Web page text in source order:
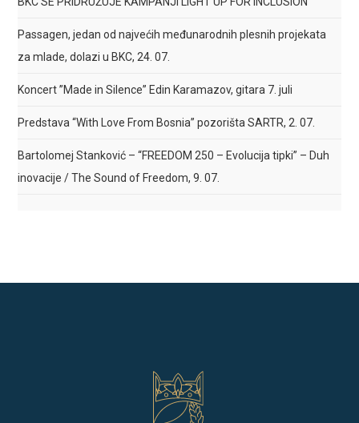
Passagen, jedan od najvećih međunarodnih plesnih projekata
za mlade, dolazi u BKC, 24. 07.
Koncert ”Made in Silence” Edin Karamazov, gitara 7. juli
Predstava “With Love From Bosnia” pozorišta SARTR, 2. 07.
Bartolomej Stanković – “FREEDOM 250 – Evolucija tipki” – Duh
inovacije / The Sound of Freedom, 9. 07.